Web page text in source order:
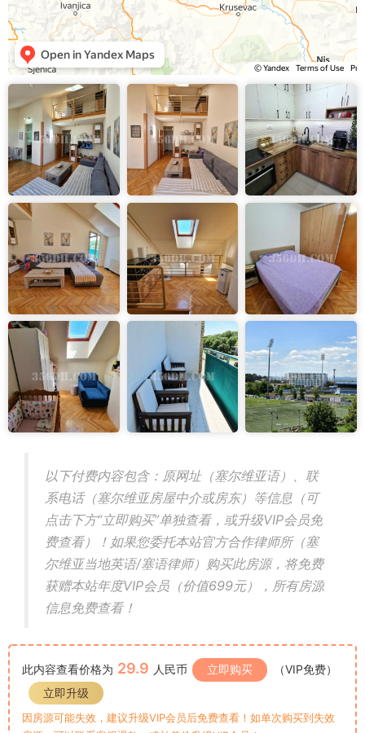
以下付费内容包含：原网址（塞尔维亚语）、联
系电话（塞尔维亚房屋中介或房东）等信息（可
点击下方“立即购买”单独查看，或升级VIP会员免
费查看）！如果您委托本站官方合作律师所（塞
尔维亚当地英语/塞语律师）购买此房源，将免费
获赠本站年度VIP会员（价值699元），所有房源
信息免费查看！
此内容查看价格为 29.9 人民币 立即购买
（VIP免费）
立即升级
因房源可能失效，建议升级VIP会员后免费查看！如单次购买到失效